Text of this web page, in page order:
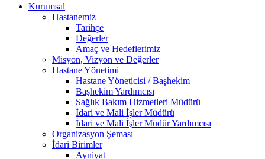
Kurumsal
Hastanemiz
Tarihçe
Değerler
Amaç ve Hedeflerimiz
Misyon, Vizyon ve Değerler
Hastane Yönetimi
Hastane Yöneticisi / Başhekim
Başhekim Yardımcısı
Sağlık Bakım Hizmetleri Müdürü
İdari ve Mali İşler Müdürü
İdari ve Mali İşler Müdür Yardımcısı
Organizasyon Şeması
İdari Birimler
Ayniyat